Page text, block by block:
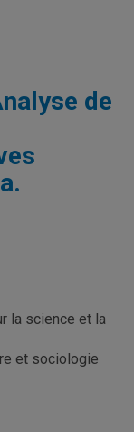
de
la science et la
et sociologie